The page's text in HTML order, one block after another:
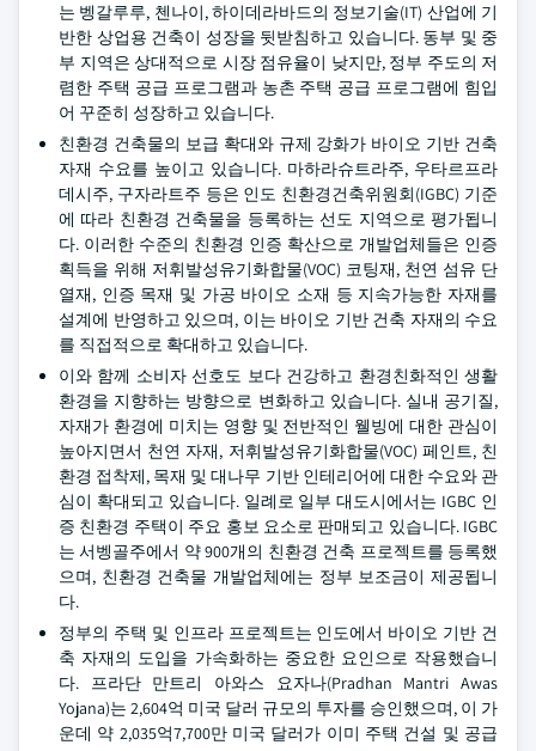
는 벵갈루루, 첸나이, 하이데라바드의 정보기술(IT) 산업에 기
반한 상업용 건축이 성장을 뒷받침하고 있습니다. 동부 및 중
부 지역은 상대적으로 시장 점유율이 낮지만, 정부 주도의 저
렴한 주택 공급 프로그램과 농촌 주택 공급 프로그램에 힘입
어 꾸준히 성장하고 있습니다.
친환경 건축물의 보급 확대와 규제 강화가 바이오 기반 건축
자재 수요를 높이고 있습니다. 마하라슈트라주, 우타르프라
데시주, 구자라트주 등은 인도 친환경건축위원회(IGBC) 기준
에 따라 친환경 건축물을 등록하는 선도 지역으로 평가됩니
다. 이러한 수준의 친환경 인증 확산으로 개발업체들은 인증
획득을 위해 저휘발성유기화합물(VOC) 코팅재, 천연 섬유 단
열재, 인증 목재 및 가공 바이오 소재 등 지속가능한 자재를
설계에 반영하고 있으며, 이는 바이오 기반 건축 자재의 수요
를 직접적으로 확대하고 있습니다.
이와 함께 소비자 선호도 보다 건강하고 환경친화적인 생활
환경을 지향하는 방향으로 변화하고 있습니다. 실내 공기질,
자재가 환경에 미치는 영향 및 전반적인 웰빙에 대한 관심이
높아지면서 천연 자재, 저휘발성유기화합물(VOC) 페인트, 친
환경 접착제, 목재 및 대나무 기반 인테리어에 대한 수요와 관
심이 확대되고 있습니다. 일례로 일부 대도시에서는 IGBC 인
증 친환경 주택이 주요 홍보 요소로 판매되고 있습니다. IGBC
는 서벵골주에서 약 900개의 친환경 건축 프로젝트를 등록했
으며, 친환경 건축물 개발업체에는 정부 보조금이 제공됩니
다.
정부의 주택 및 인프라 프로젝트는 인도에서 바이오 기반 건
축 자재의 도입을 가속화하는 중요한 요인으로 작용했습니
다. 프라단 만트리 아와스 요자나(Pradhan Mantri Awas
Yojana)는 2,604억 미국 달러 규모의 투자를 승인했으며, 이 가
운데 약 2,035억7,700만 미국 달러가 이미 주택 건설 및 공급